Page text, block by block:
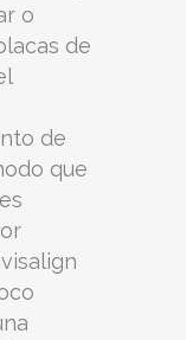
o
de
de
que